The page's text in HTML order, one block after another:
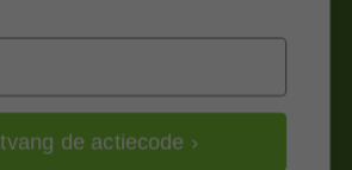
deals rechtstreeks in je
de actiecode ›